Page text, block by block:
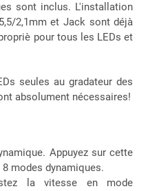
sont inclus. L'installation
2,1mm et Jack sont déjà
pour tous les LEDs et
seules au gradateur des
absolument nécessaires!
Appuyez sur cette
modes dynamiques.
la vitesse en mode